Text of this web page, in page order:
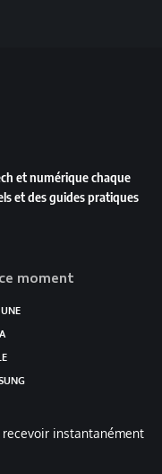
et numérique chaque
et des guides pratiques
moment
instantanément